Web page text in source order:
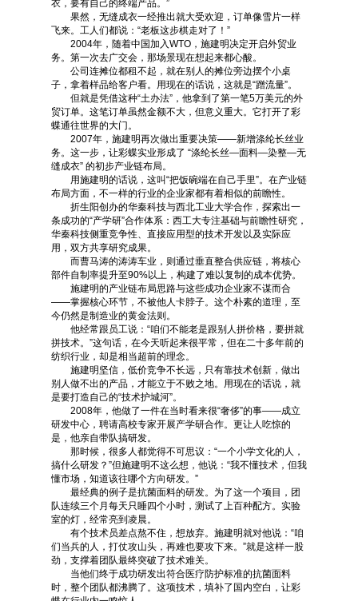
衣，要有自己的终端产品。”
果然，无缝成衣一经推出就大受欢迎，订单像雪片一样
飞来。工人们都说：“老板这步棋走对了！”
2004年，随着中国加入WTO，施建明决定开启外贸业
务。第一次去广交会，那场景现在想起来都心酸。
公司连摊位都租不起，就在别人的摊位旁边摆个小桌
子，拿着样品给客户看。用现在的话说，这就是“蹭流量”。
但就是凭借这种“土办法”，他拿到了第一笔5万美元的外
贸订单。这笔订单虽然金额不大，但意义重大。它打开了彩
蝶通往世界的大门。
2007年，施建明再次做出重要决策——新增涤纶长丝业
务。这一步，让彩蝶实业形成了 “涤纶长丝—面料—染整—无
缝成衣” 的初步产业链布局。
用施建明的话说，这叫“把饭碗端在自己手里”。在产业链
布局方面，不一样的行业的企业家都有着相似的前瞻性。
折生阳创办的华秦科技与西北工业大学合作，探索出一
条成功的“产学研”合作体系：西工大专注基础与前瞻性研究，
华秦科技侧重竞争性、直接应用型的技术开发以及实际应
用，双方共享研究成果。
而曹马涛的涛涛车业，则通过垂直整合供应链，将核心
部件自制率提升至90%以上，构建了难以复制的成本优势。
施建明的产业链布局思路与这些成功企业家不谋而合
——掌握核心环节，不被他人卡脖子。这个朴素的道理，至
今仍然是制造业的黄金法则。
他经常跟员工说：“咱们不能老是跟别人拼价格，要拼就
拼技术。”这句话，在今天听起来很平常，但在二十多年前的
纺织行业，却是相当超前的理念。
施建明坚信，低价竞争不长远，只有靠技术创新，做出
别人做不出的产品，才能立于不败之地。用现在的话说，就
是要打造自己的“技术护城河”。
2008年，他做了一件在当时看来很“奢侈”的事——成立
研发中心，聘请高校专家开展产学研合作。更让人吃惊的
是，他亲自带队搞研发。
那时候，很多人都觉得不可思议：“一个小学文化的人，
搞什么研发？”但施建明不这么想，他说：“我不懂技术，但我
懂市场，知道该往哪个方向研发。”
最经典的例子是抗菌面料的研发。为了这一个项目，团
队连续三个月每天只睡四个小时，测试了上百种配方。实验
室的灯，经常亮到凌晨。
有个技术员差点熬不住，想放弃。施建明就对他说：“咱
们当兵的人，打仗攻山头，再难也要攻下来。”就是这样一股
劲，支撑着团队最终突破了技术难关。
当他们终于成功研发出符合医疗防护标准的抗菌面料
时，整个团队都沸腾了。这项技术，填补了国内空白，让彩